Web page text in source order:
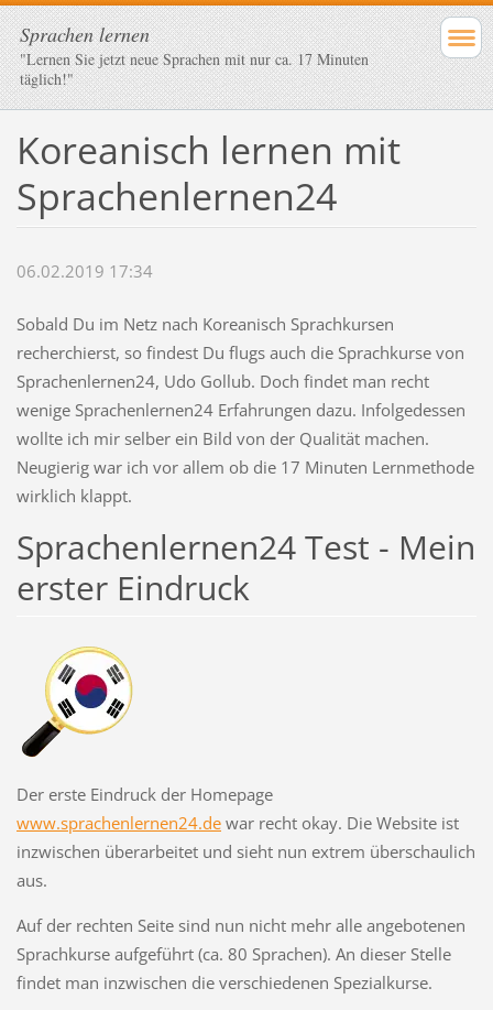
Sprachen lernen
"Lernen Sie jetzt neue Sprachen mit nur ca. 17 Minuten
täglich!"
Koreanisch lernen mit
Sprachenlernen24
06.02.2019 17:34
Sobald Du im Netz nach Koreanisch Sprachkursen
recherchierst, so findest Du flugs auch die Sprachkurse von
Sprachenlernen24, Udo Gollub. Doch findet man recht
wenige Sprachenlernen24 Erfahrungen dazu. Infolgedessen
wollte ich mir selber ein Bild von der Qualität machen.
Neugierig war ich vor allem ob die 17 Minuten Lernmethode
wirklich klappt.
Sprachenlernen24 Test - Mein
erster Eindruck
Der erste Eindruck der Homepage
www.sprachenlernen24.dewar recht okay. Die Website ist
inzwischen überarbeitet und sieht nun extrem überschaulich
aus.
Auf der rechten Seite sind nun nicht mehr alle angebotenen
Sprachkurse aufgeführt (ca. 80 Sprachen). An dieser Stelle
findet man inzwischen die verschiedenen Spezialkurse.